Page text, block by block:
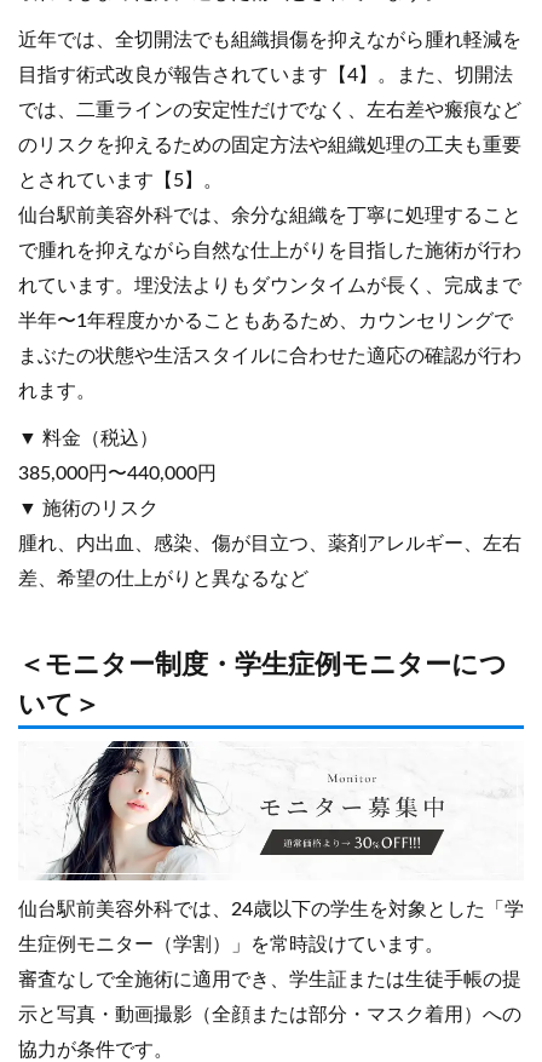
近年では、全切開法でも組織損傷を抑えながら腫れ軽減を
目指す術式改良が報告されています【4】。また、切開法
では、二重ラインの安定性だけでなく、左右差や瘢痕など
のリスクを抑えるための固定方法や組織処理の工夫も重要
とされています【5】。
仙台駅前美容外科では、余分な組織を丁寧に処理すること
で腫れを抑えながら自然な仕上がりを目指した施術が行わ
れています。埋没法よりもダウンタイムが長く、完成まで
半年〜1年程度かかることもあるため、カウンセリングで
まぶたの状態や生活スタイルに合わせた適応の確認が行わ
れます。
▼ 料金（税込）
385,000円〜440,000円
▼ 施術のリスク
腫れ、内出血、感染、傷が目立つ、薬剤アレルギー、左右
差、希望の仕上がりと異なるなど
＜モニター制度・学生症例モニターにつ
いて＞
仙台駅前美容外科では、24歳以下の学生を対象とした「学
生症例モニター（学割）」を常時設けています。
審査なしで全施術に適用でき、学生証または生徒手帳の提
示と写真・動画撮影（全顔または部分・マスク着用）への
協力が条件です。